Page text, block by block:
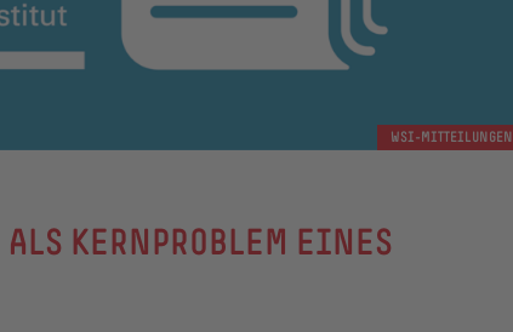
WSI-MITTEILUNGEN
KERNPROBLEM EINES